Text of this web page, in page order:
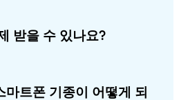
받을 수 있나요?
마트폰 기종이 어떻게 되